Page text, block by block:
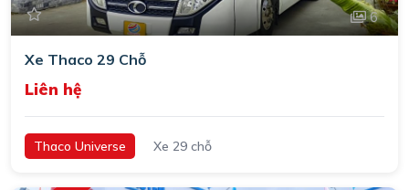
6
Xe Thaco 29 Chỗ
Liên hệ
Thaco Universe Xe 29 chỗ